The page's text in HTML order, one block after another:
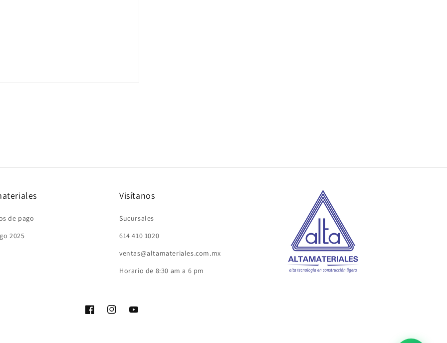
de pago
2025
Visítanos
Sucursales
614 410 1020
ventas@altamateriales.com.mx
Horario de 8:30 am a 6 pm
FacebookInstagramYouTube